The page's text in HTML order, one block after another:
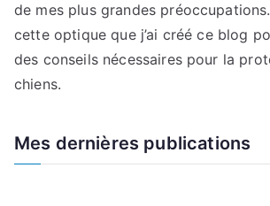
de mes plus grandes préoccupations.
cette optique que j’ai créé ce blog
des conseils nécessaires pour la
chiens.
Mes dernières publications